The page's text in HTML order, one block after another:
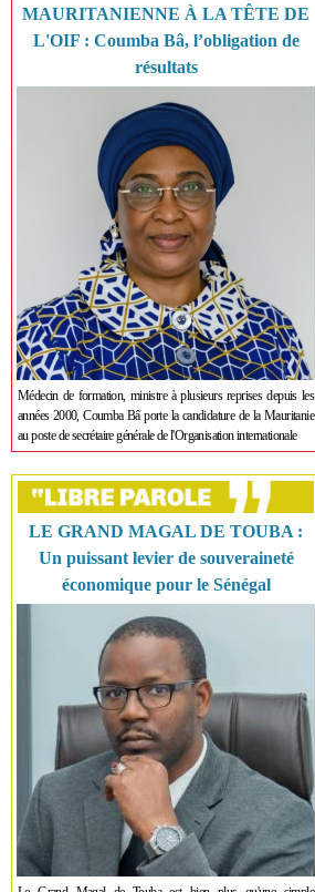
MAURITANIENNE À LA TÊTE DE
L'OIF : Coumba Bâ, l’obligation de
résultats
Médecin de formation, ministre à plusieurs reprises depuis les
années 2000, Coumba Bâ porte la candidature de la Mauritanie
au poste de secrétaire générale de l'Organisation internationale
LE GRAND MAGAL DE TOUBA :
Un puissant levier de souveraineté
économique pour le Sénégal